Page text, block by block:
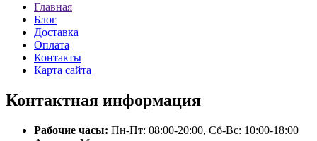
Главная
Блог
Доставка
Оплата
Контакты
Карта сайта
Контактная информация
Рабочие часы: Пн-Пт: 08:00-20:00, Сб-Вс: 10:00-18:00